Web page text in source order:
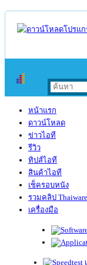
หน้าแรก
ดาวน์โหลด
ข่าวไอที
รีวิว
ทิปส์ไอที
สินค้าไอที
เช็ครอบหนัง
รวมคลิป Thaiware
เครื่องมือ